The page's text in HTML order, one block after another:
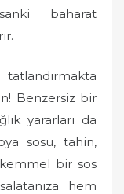
baharat
Benzersiz bir
yararları da
sosu, tahin,
bir sos
hem